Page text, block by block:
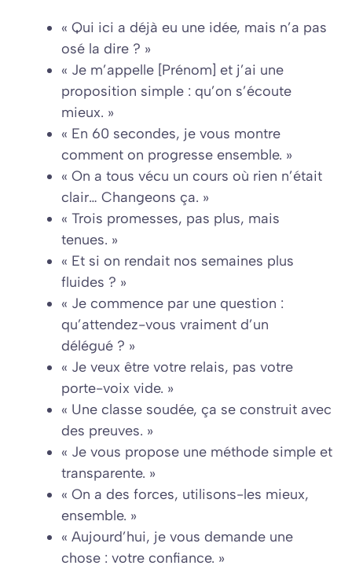
« Qui ici a déjà eu une idée, mais n’a pas
osé la dire ? »
« Je m’appelle [Prénom] et j’ai une
proposition simple : qu’on s’écoute
mieux. »
« En 60 secondes, je vous montre
comment on progresse ensemble. »
« On a tous vécu un cours où rien n’était
clair… Changeons ça. »
« Trois promesses, pas plus, mais
tenues. »
« Et si on rendait nos semaines plus
fluides ? »
« Je commence par une question :
qu’attendez-vous vraiment d’un
délégué ? »
« Je veux être votre relais, pas votre
porte-voix vide. »
« Une classe soudée, ça se construit avec
des preuves. »
« Je vous propose une méthode simple et
transparente. »
« On a des forces, utilisons-les mieux,
ensemble. »
« Aujourd’hui, je vous demande une
chose : votre confiance. »